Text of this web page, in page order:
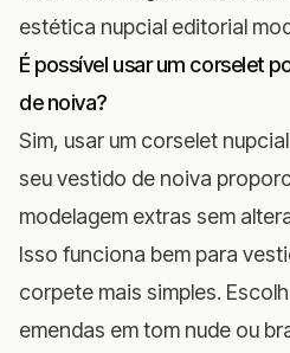
estética nupcial editorial
É possível usar um corselet
de noiva?
Sim, usar um corselet
seu vestido de noiva
modelagem extras sem
Isso funciona bem para
corpete mais simples.
emendas em tom nude ou